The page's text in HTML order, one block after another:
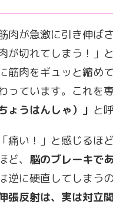
肉が急激に引き伸ばさ
が切れてしまう！」
筋肉をギュッと縮め
っています。これを
ょうはんしゃ）」 と
痛い！」と感じるほ
、 脳のブレーキで
逆に硬直してしまうの
張反射は、実は対立